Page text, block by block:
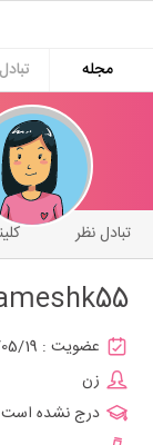
مجله
تبادل نظر
عضویت : 19
زن
درج نشده است